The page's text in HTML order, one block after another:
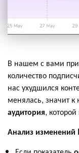
В нашем с вами
количество
нас ухудшился
менялась, значит к
аудитория,
Анализ изменений